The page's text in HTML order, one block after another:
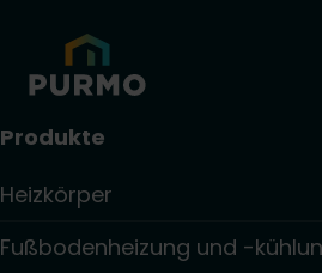
Produkte
Heizkörper
Fußbodenheizung und -